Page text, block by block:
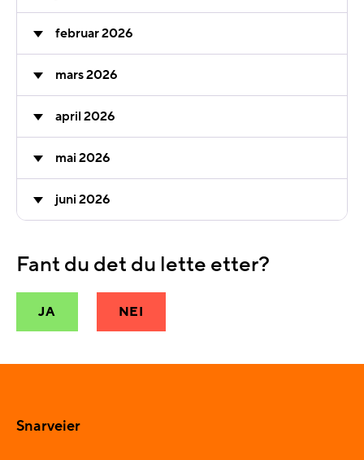
februar 2026
mars 2026
april 2026
mai 2026
juni 2026
Fant du det du lette etter?
JA NEI
Snarveier